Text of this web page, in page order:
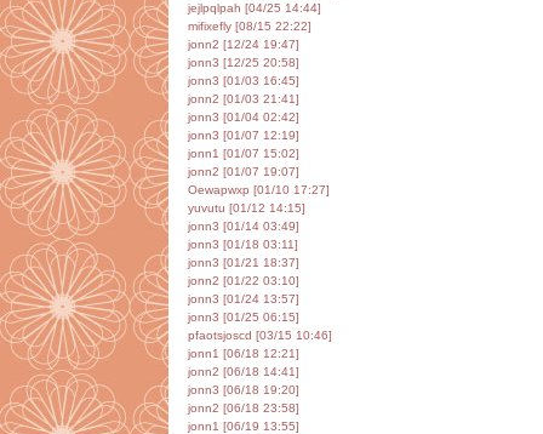
jejlpqlpah [04/25 14:44]
mifixefly [08/15 22:22]
jonn2 [12/24 19:47]
jonn3 [12/25 20:58]
jonn3 [01/03 16:45]
jonn2 [01/03 21:41]
jonn3 [01/04 02:42]
jonn3 [01/07 12:19]
jonn1 [01/07 15:02]
jonn2 [01/07 19:07]
Oewapwxp [01/10 17:27]
yuvutu [01/12 14:15]
jonn3 [01/14 03:49]
jonn3 [01/18 03:11]
jonn3 [01/21 18:37]
jonn2 [01/22 03:10]
jonn3 [01/24 13:57]
jonn3 [01/25 06:15]
pfaotsjoscd [03/15 10:46]
jonn1 [06/18 12:21]
jonn2 [06/18 14:41]
jonn3 [06/18 19:20]
jonn2 [06/18 23:58]
jonn1 [06/19 13:55]